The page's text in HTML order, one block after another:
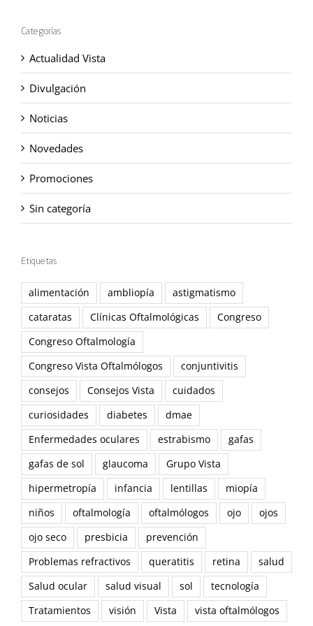
Categorías
Actualidad Vista
Divulgación
Noticias
Novedades
Promociones
Sin categoría
Etiquetas
alimentación ambliopía
astigmatismo
cataratas
Clínicas Oftalmológicas
Congreso
Congreso Oftalmología
Congreso Vista Oftalmólogos
conjuntivitis
consejos
Consejos Vista
cuidados
curiosidades
diabetes
dmae
Enfermedades oculares
estrabismo
gafas
gafas de sol
glaucoma
Grupo Vista
hipermetropía
infancia lentillas
miopía
niños
oftalmología oftalmólogos ojo
ojos
ojo seco
presbicia
prevención
Problemas refractivos
queratitis retina
salud
Salud ocular
salud visual sol
tecnología
Tratamientos
visión Vista vista oftalmólogos